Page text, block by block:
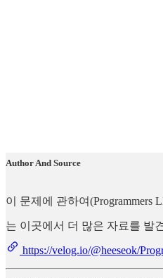
Author And Source
이 문제에 관하여(Programmers
는 이곳에서 더 많은 자료를 발
https://velog.io/@heeseok/